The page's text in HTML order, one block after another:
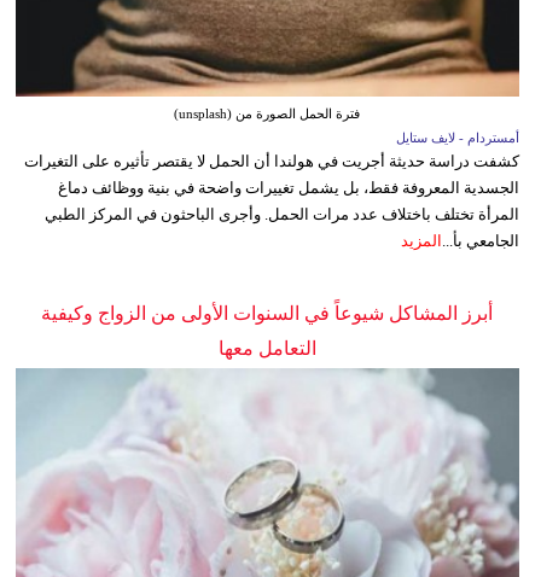
فترة الحمل الصورة من (unsplash)
أمستردام - لايف ستايل
كشفت دراسة حديثة أجريت في هولندا أن الحمل لا يقتصر تأثيره على التغيرات
الجسدية المعروفة فقط، بل يشمل تغييرات واضحة في بنية ووظائف دماغ
المرأة تختلف باختلاف عدد مرات الحمل. وأجرى الباحثون في المركز الطبي
الجامعي بأ... المزيد
أبرز المشاكل شيوعاً في السنوات الأولى من الزواج وكيفية
التعامل معها